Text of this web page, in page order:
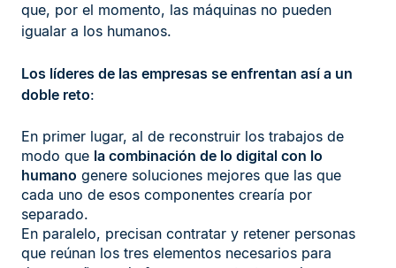
que, por el momento, las máquinas no pueden
igualar a los humanos.
Los líderes de las empresas se enfrentan así a un
doble reto:
En primer lugar, al de reconstruir los trabajos de
modo que la combinación de lo digital con lo
humano genere soluciones mejores que las que
cada uno de esos componentes crearía por
separado.
En paralelo, precisan contratar y retener personas
que reúnan los tres elementos necesarios para